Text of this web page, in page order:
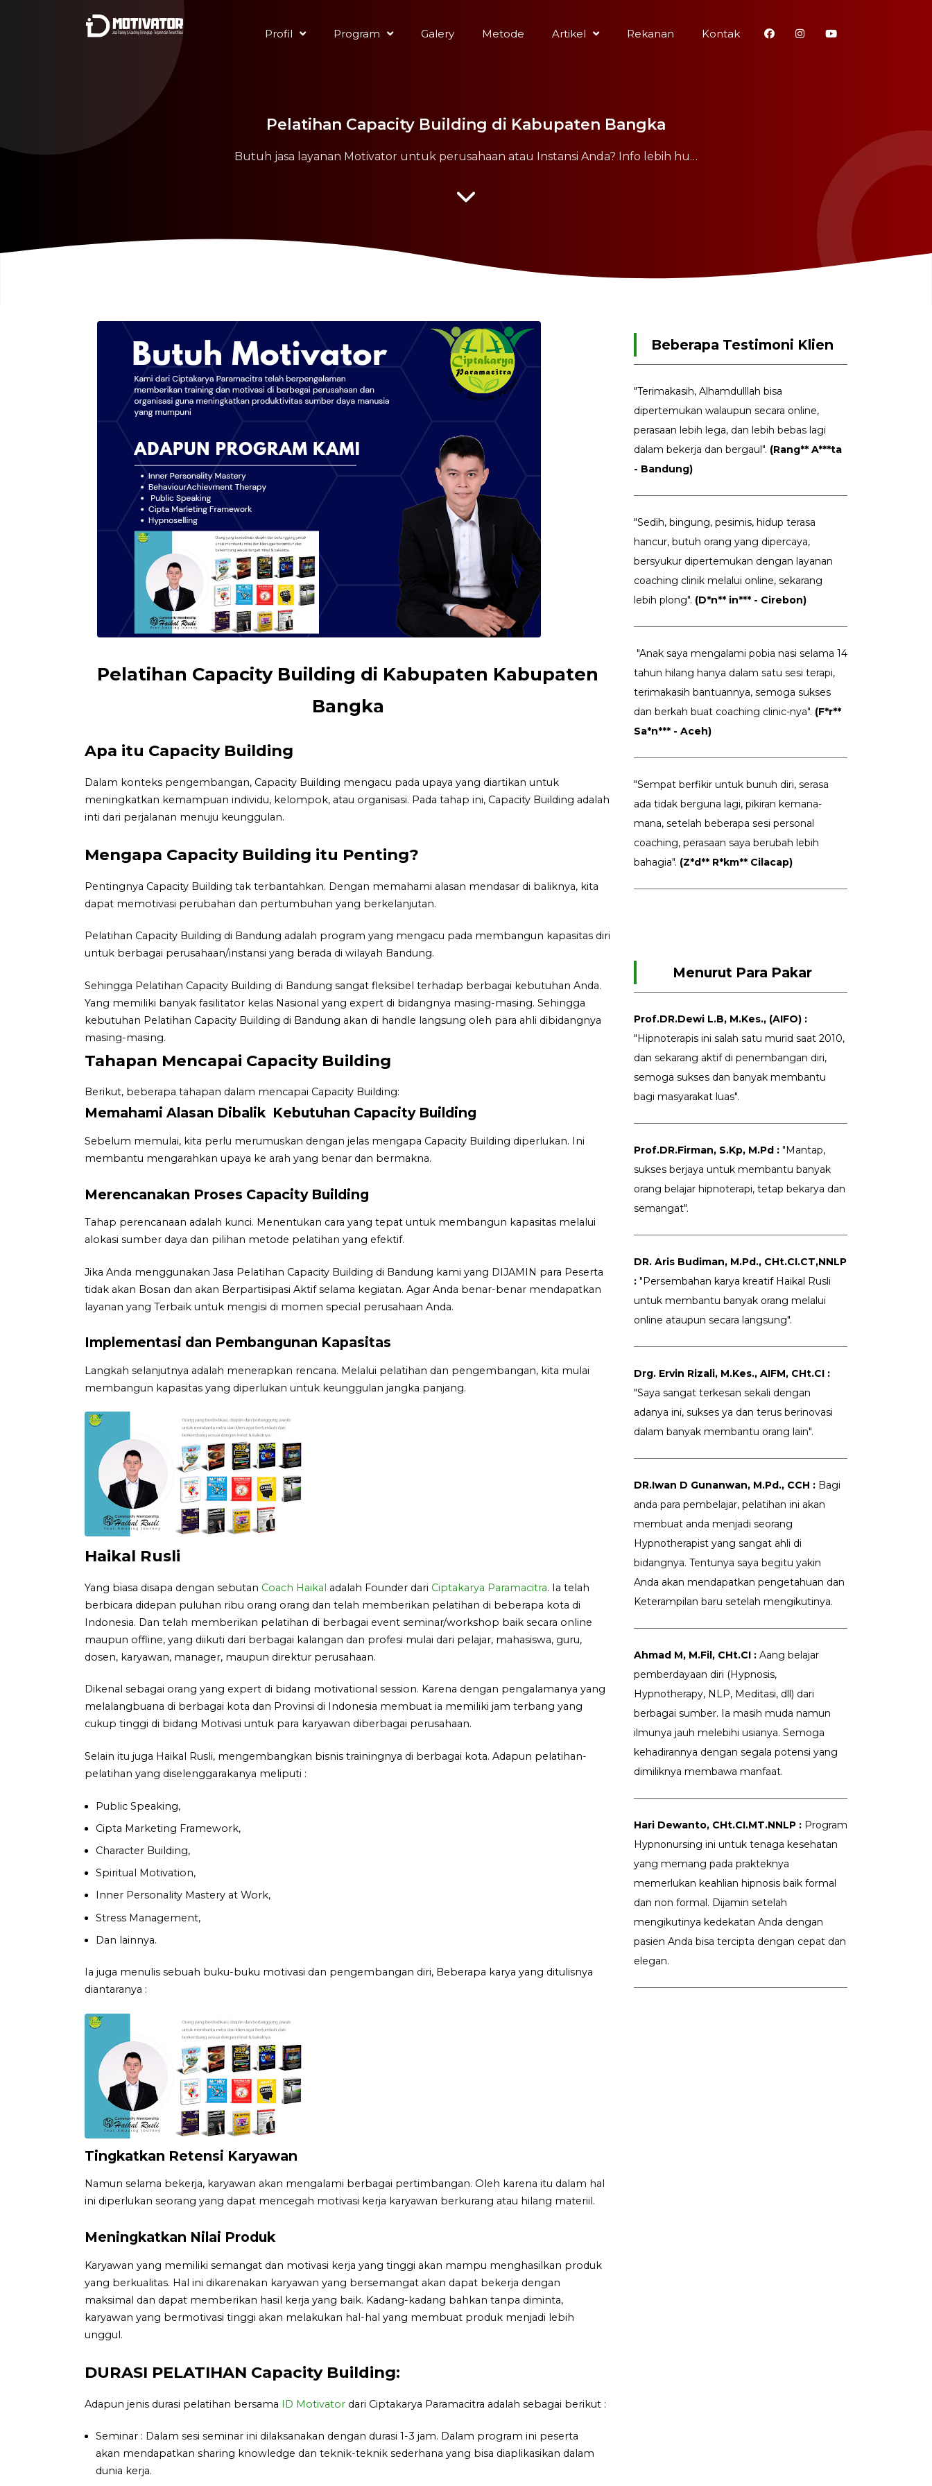
Profil Program Galery Metode Artikel Rekanan Kontak
Pelatihan Capacity Building di Kabupaten Bangka
Butuh jasa layanan Motivator untuk perusahaan atau Instansi Anda? Info lebih hu…
Pelatihan Capacity Building di Kabupaten Kabupaten
Bangka
Apa itu Capacity Building
Dalam konteks pengembangan, Capacity Building mengacu pada upaya yang diartikan untuk
meningkatkan kemampuan individu, kelompok, atau organisasi. Pada tahap ini, Capacity Building adalah
inti dari perjalanan menuju keunggulan.
Mengapa Capacity Building itu Penting?
Pentingnya Capacity Building tak terbantahkan. Dengan memahami alasan mendasar di baliknya, kita
dapat memotivasi perubahan dan pertumbuhan yang berkelanjutan.
Pelatihan Capacity Building di Bandung adalah program yang mengacu pada membangun kapasitas diri
untuk berbagai perusahaan/instansi yang berada di wilayah Bandung.
Sehingga Pelatihan Capacity Building di Bandung sangat fleksibel terhadap berbagai kebutuhan Anda.
Yang memiliki banyak fasilitator kelas Nasional yang expert di bidangnya masing-masing. Sehingga
kebutuhan Pelatihan Capacity Building di Bandung akan di handle langsung oleh para ahli dibidangnya
masing-masing.
Tahapan Mencapai Capacity Building
Berikut, beberapa tahapan dalam mencapai Capacity Building:
Memahami Alasan Dibalik Kebutuhan Capacity Building
Sebelum memulai, kita perlu merumuskan dengan jelas mengapa Capacity Building diperlukan. Ini
membantu mengarahkan upaya ke arah yang benar dan bermakna.
Merencanakan Proses Capacity Building
Tahap perencanaan adalah kunci. Menentukan cara yang tepat untuk membangun kapasitas melalui
alokasi sumber daya dan pilihan metode pelatihan yang efektif.
Jika Anda menggunakan Jasa Pelatihan Capacity Building di Bandung kami yang DIJAMIN para Peserta
tidak akan Bosan dan akan Berpartisipasi Aktif selama kegiatan. Agar Anda benar-benar mendapatkan
layanan yang Terbaik untuk mengisi di momen special perusahaan Anda.
Implementasi dan Pembangunan Kapasitas
Langkah selanjutnya adalah menerapkan rencana. Melalui pelatihan dan pengembangan, kita mulai
membangun kapasitas yang diperlukan untuk keunggulan jangka panjang.
Haikal Rusli
Yang biasa disapa dengan sebutan Coach Haikal adalah Founder dari Ciptakarya Paramacitra. Ia telah
berbicara didepan puluhan ribu orang orang dan telah memberikan pelatihan di beberapa kota di
Indonesia. Dan telah memberikan pelatihan di berbagai event seminar/workshop baik secara online
maupun offline, yang diikuti dari berbagai kalangan dan profesi mulai dari pelajar, mahasiswa, guru,
dosen, karyawan, manager, maupun direktur perusahaan.
Dikenal sebagai orang yang expert di bidang motivational session. Karena dengan pengalamanya yang
melalangbuana di berbagai kota dan Provinsi di Indonesia membuat ia memiliki jam terbang yang
cukup tinggi di bidang Motivasi untuk para karyawan diberbagai perusahaan.
Selain itu juga Haikal Rusli, mengembangkan bisnis trainingnya di berbagai kota. Adapun pelatihan-
pelatihan yang diselenggarakanya meliputi :
Public Speaking,
Cipta Marketing Framework,
Character Building,
Spiritual Motivation,
Inner Personality Mastery at Work,
Stress Management,
Dan lainnya.
Ia juga menulis sebuah buku-buku motivasi dan pengembangan diri, Beberapa karya yang ditulisnya
diantaranya :
Tingkatkan Retensi Karyawan
Namun selama bekerja, karyawan akan mengalami berbagai pertimbangan. Oleh karena itu dalam hal
ini diperlukan seorang yang dapat mencegah motivasi kerja karyawan berkurang atau hilang materiil.
Meningkatkan Nilai Produk
Karyawan yang memiliki semangat dan motivasi kerja yang tinggi akan mampu menghasilkan produk
yang berkualitas. Hal ini dikarenakan karyawan yang bersemangat akan dapat bekerja dengan
maksimal dan dapat memberikan hasil kerja yang baik. Kadang-kadang bahkan tanpa diminta,
karyawan yang bermotivasi tinggi akan melakukan hal-hal yang membuat produk menjadi lebih
unggul.
DURASI PELATIHAN Capacity Building:
Adapun jenis durasi pelatihan bersama ID Motivator dari Ciptakarya Paramacitra adalah sebagai berikut :
Seminar : Dalam sesi seminar ini dilaksanakan dengan durasi 1-3 jam. Dalam program ini peserta
akan mendapatkan sharing knowledge dan teknik-teknik sederhana yang bisa diaplikasikan dalam
dunia kerja.
Beberapa Testimoni Klien
"Terimakasih, Alhamdulllah bisa
dipertemukan walaupun secara online,
perasaan lebih lega, dan lebih bebas lagi
dalam bekerja dan bergaul". (Rang** A***ta
- Bandung)
"Sedih, bingung, pesimis, hidup terasa
hancur, butuh orang yang dipercaya,
bersyukur dipertemukan dengan layanan
coaching clinik melalui online, sekarang
lebih plong". (D*n** in*** - Cirebon)
"Anak saya mengalami pobia nasi selama 14
tahun hilang hanya dalam satu sesi terapi,
terimakasih bantuannya, semoga sukses
dan berkah buat coaching clinic-nya". (F*r**
Sa*n*** - Aceh)
"Sempat berfikir untuk bunuh diri, serasa
ada tidak berguna lagi, pikiran kemana-
mana, setelah beberapa sesi personal
coaching, perasaan saya berubah lebih
bahagia". (Z*d** R*km** Cilacap)
Menurut Para Pakar
Prof.DR.Dewi L.B, M.Kes., (AIFO) :
"Hipnoterapis ini salah satu murid saat 2010,
dan sekarang aktif di penembangan diri,
semoga sukses dan banyak membantu
bagi masyarakat luas".
Prof.DR.Firman, S.Kp, M.Pd : "Mantap,
sukses berjaya untuk membantu banyak
orang belajar hipnoterapi, tetap bekarya dan
semangat".
DR. Aris Budiman, M.Pd., CHt.CI.CT,NNLP
: "Persembahan karya kreatif Haikal Rusli
untuk membantu banyak orang melalui
online ataupun secara langsung".
Drg. Ervin Rizali, M.Kes., AIFM, CHt.CI :
"Saya sangat terkesan sekali dengan
adanya ini, sukses ya dan terus berinovasi
dalam banyak membantu orang lain".
DR.Iwan D Gunanwan, M.Pd., CCH : Bagi
anda para pembelajar, pelatihan ini akan
membuat anda menjadi seorang
Hypnotherapist yang sangat ahli di
bidangnya. Tentunya saya begitu yakin
Anda akan mendapatkan pengetahuan dan
Keterampilan baru setelah mengikutinya.
Ahmad M, M.Fil, CHt.CI : Aang belajar
pemberdayaan diri (Hypnosis,
Hypnotherapy, NLP, Meditasi, dll) dari
berbagai sumber. Ia masih muda namun
ilmunya jauh melebihi usianya. Semoga
kehadirannya dengan segala potensi yang
dimiliknya membawa manfaat.
Hari Dewanto, CHt.CI.MT.NNLP : Program
Hypnonursing ini untuk tenaga kesehatan
yang memang pada prakteknya
memerlukan keahlian hipnosis baik formal
dan non formal. Dijamin setelah
mengikutinya kedekatan Anda dengan
pasien Anda bisa tercipta dengan cepat dan
elegan.